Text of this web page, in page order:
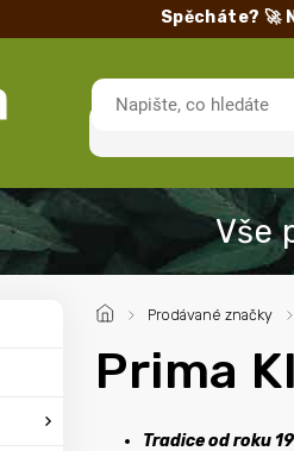
Spěcháte? 🚀
/ Prodávané značky /
Prima
Tradice od roku